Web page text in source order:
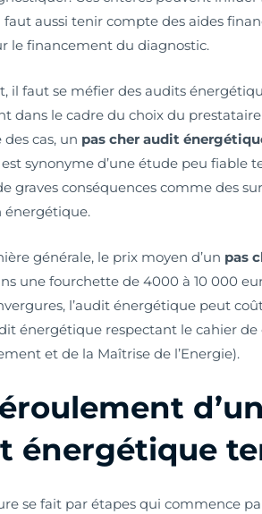
faut aussi tenir compte des aides
le financement du diagnostic.
il faut se méfier des audits
dans le cadre du choix du prestataire
cas, un pas cher audit
synonyme d’une étude peu fiable
graves conséquences comme des
énergétique.
générale, le prix moyen d’un pas
une fourchette de 4000 à 10 000
l’audit énergétique peut
énergétique respectant le cahier de
et de la Maîtrise de l’Energie).
énergétique
se fait par étapes qui commence